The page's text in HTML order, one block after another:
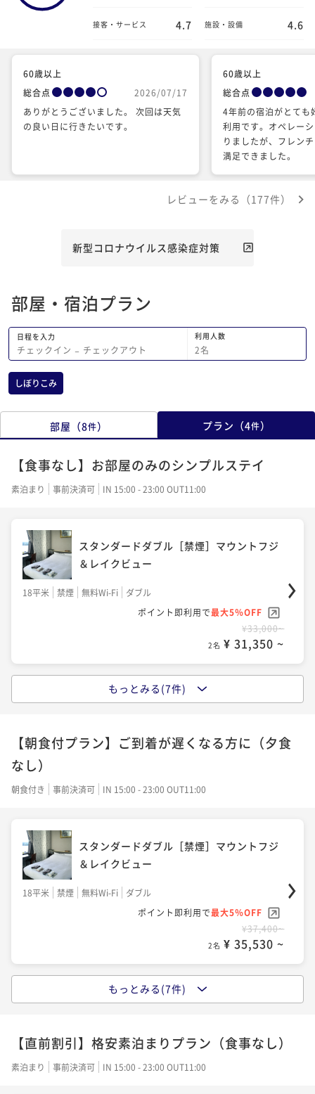
接客・サービス 4.7 施設・設備 4.6
60歳以上
総合点
2026/07/17
ありがとうございました。 次回は天気
の良い日に行きたいです。
60歳以上
総合点
4年前の宿泊がとても
利用です。オペレー
りましたが、フレン
満足できました。
レビューをみる（177件）
新型コロナウイルス感染症対策
部屋・宿泊プラン
日程を入力
チェックイン − チェックアウト
利用人数
2名
しぼりこみ
部屋 （8件） プラン （4件）
【食事なし】お部屋のみのシンプルステイ
素泊まり 事前決済可 IN 15:00 - 23:00 OUT11:00
スタンダードダブル［禁煙］マウントフジ
＆レイクビュー
18平米 禁煙 無料Wi-Fi
ダブル
ポイント即利用で最大5％OFF
¥33,000~
2名 ¥ 31,350 ~
スタンダードツイン［禁煙］マウントフジ
23平米 禁煙 無料Wi-Fi
ツイン
スタンダード和室【禁煙】マウントフジ&
和室
最大5％OFF
¥39,600~
2名 ¥ 37,620 ~
レイクビュー
34平米 禁煙 無料Wi-Fi
和室
もっとみる(7件)
【朝食付プラン】ご到着が遅くなる方に（夕食
なし）
朝食付き 事前決済可 IN 15:00 - 23:00 OUT11:00
スタンダードダブル［禁煙］マウントフジ
＆レイクビュー
18平米 禁煙 無料Wi-Fi
ダブル
ポイント即利用で最大5％OFF
¥37,400~
2名 ¥ 35,530 ~
スタンダードツイン［禁煙］マウントフジ
23平米 禁煙 無料Wi-Fi
ツイン
ポイント即利用で
もっとみる(7件)
【直前割引】格安素泊まりプラン（食事なし）
素泊まり 事前決済可 IN 15:00 - 23:00 OUT11:00